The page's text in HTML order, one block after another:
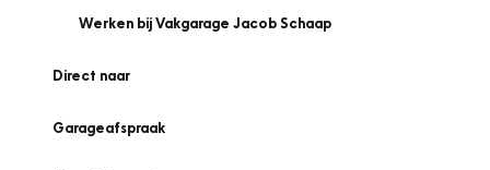
Werken bij Vakgarage Jacob Schaap
Direct naar
Garageafspraak